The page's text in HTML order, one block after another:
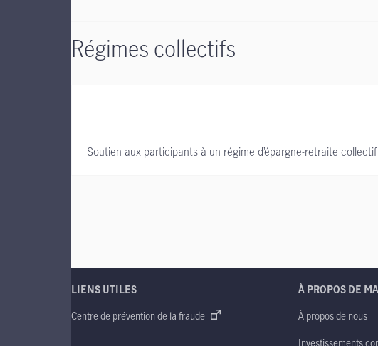
Régimes collectifs
Soutien aux participants à un régime d’épargne-retraite collectif
LIENS UTILES
Centre de prévention de la fraude
À PROPOS DE
À propos de nous
Investissements